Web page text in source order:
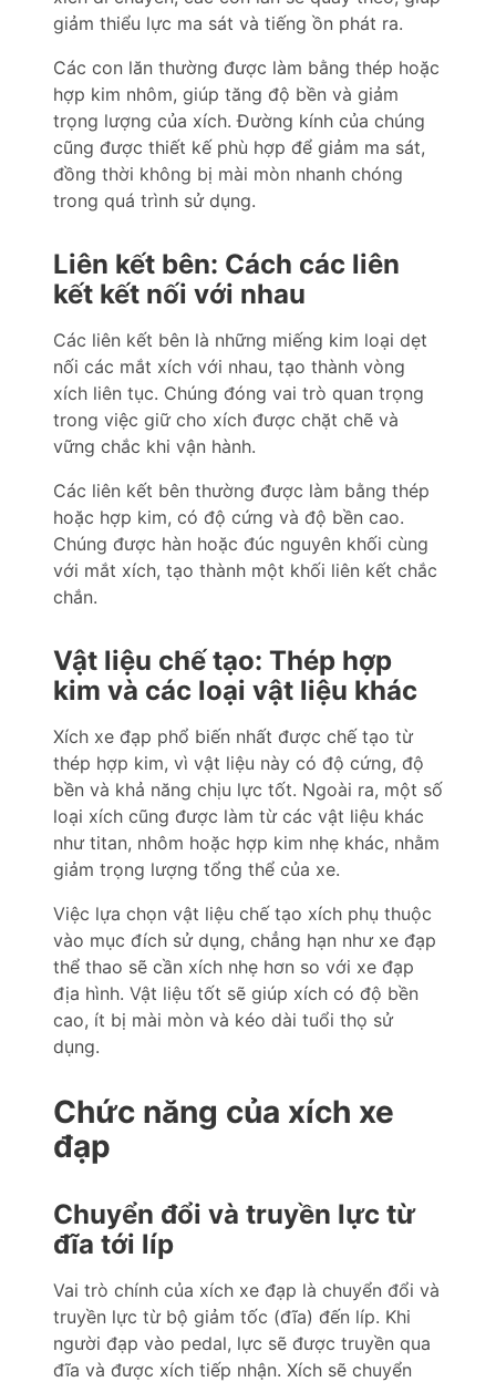
giảm thiểu lực ma sát và tiếng ồn phát ra.
Các con lăn thường được làm bằng thép hoặc
hợp kim nhôm, giúp tăng độ bền và giảm
trọng lượng của xích. Đường kính của chúng
cũng được thiết kế phù hợp để giảm ma sát,
đồng thời không bị mài mòn nhanh chóng
trong quá trình sử dụng.
Liên kết bên: Cách các liên
kết kết nối với nhau
Các liên kết bên là những miếng kim loại dẹt
nối các mắt xích với nhau, tạo thành vòng
xích liên tục. Chúng đóng vai trò quan trọng
trong việc giữ cho xích được chặt chẽ và
vững chắc khi vận hành.
Các liên kết bên thường được làm bằng thép
hoặc hợp kim, có độ cứng và độ bền cao.
Chúng được hàn hoặc đúc nguyên khối cùng
với mắt xích, tạo thành một khối liên kết chắc
chắn.
Vật liệu chế tạo: Thép hợp
kim và các loại vật liệu khác
Xích xe đạp phổ biến nhất được chế tạo từ
thép hợp kim, vì vật liệu này có độ cứng, độ
bền và khả năng chịu lực tốt. Ngoài ra, một số
loại xích cũng được làm từ các vật liệu khác
như titan, nhôm hoặc hợp kim nhẹ khác, nhằm
giảm trọng lượng tổng thể của xe.
Việc lựa chọn vật liệu chế tạo xích phụ thuộc
vào mục đích sử dụng, chẳng hạn như xe đạp
thể thao sẽ cần xích nhẹ hơn so với xe đạp
địa hình. Vật liệu tốt sẽ giúp xích có độ bền
cao, ít bị mài mòn và kéo dài tuổi thọ sử
dụng.
Chức năng của xích xe
đạp
Chuyển đổi và truyền lực từ
đĩa tới líp
Vai trò chính của xích xe đạp là chuyển đổi và
truyền lực từ bộ giảm tốc (đĩa) đến líp. Khi
người đạp vào pedal, lực sẽ được truyền qua
đĩa và được xích tiếp nhận. Xích sẽ chuyển